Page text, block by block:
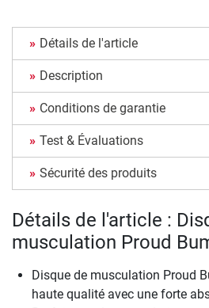
Détails de l'article
Description
Conditions de garantie
Test & Évaluations
Sécurité des produits
Détails de l'article :
musculation Proud
Disque de musculation Proud
haute qualité avec une forte